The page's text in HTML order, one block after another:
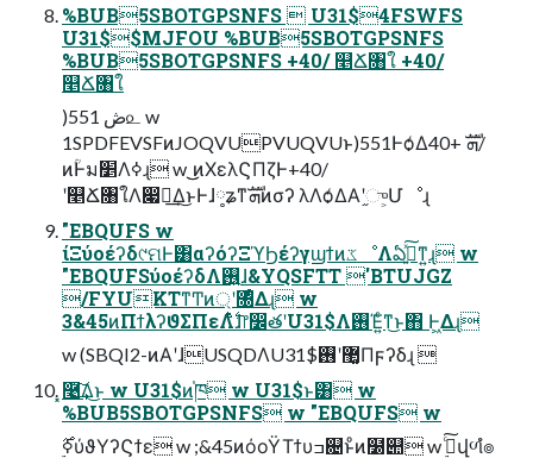
%BUB5SBOTGPSNFS  U31$4FSWFS
U31$$MJFOU %BUB5SBOTGPSNFS
%BUB5SBOTGPSNFS +40/ ௥Ճ৘ใ +40/
௥Ճ৘ใ
)551 ڞ௨ w
1SPDFEVSFͷJOQVUPVUQVUͱ)551Ͱѻ͑Δܗࣜ +40/
ͷؒͰม׵Λߦ͏ɻ w ͜͜ͷΧελϚΠζͰ+40/
ʹ௥Ճ৘ใΛ෇༩͢Δ͜ͱͰɺ༷ʑͳܗࣜͷσʔ λΛѻ͑ΔΑ͏ʹ֦ு͕Մೳɻ
"EBQUFS w
ίΞύοέʔδ୯ମͰ͸αʔόʔΞϓϦέʔγϣϯͷػೳΛఏڙ͍ͯ͠ͳ͍ɻ w
"EBQUFSύοέʔδΛ࢖͍ɺ&YQSFTT 'BTUJGZ
/FYUKTͳͲͷ্ʹ৐ͤΔɻ w
3&45ͷΠϯλʔϑΣΠεΛ࣋ͪͭͭɺ෦෼తʹU31$Λ࢖͏Έ͍ͨͳ͜ͱ΋ Ͱ͖Δɻ
w (SBQI2-ͷΑ͏ʹɺUSQDΛU31$޲͚ʹ࢖͏Πϝʔδɻ 
͓࿩͢͠Δ͜ͱ w U31$ͷ֓ཁ w U31$ͱ͸ w
%BUB5SBOTGPSNFS w "EBQUFS w